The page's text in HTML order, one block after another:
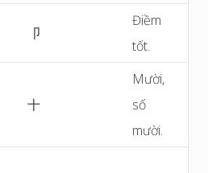
卩
Điềm
tốt.
十
Mười,
số
mười.